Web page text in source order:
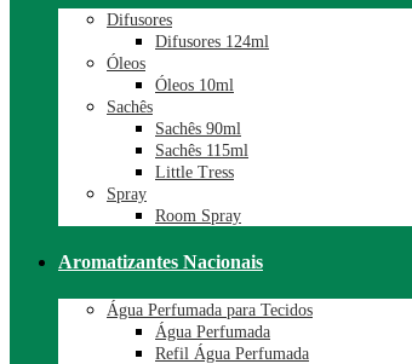
Difusores
Difusores 124ml
Óleos
Óleos 10ml
Sachês
Sachês 90ml
Sachês 115ml
Little Tress
Spray
Room Spray
Aromatizantes Nacionais
Água Perfumada para Tecidos
Água Perfumada
Refil Água Perfumada